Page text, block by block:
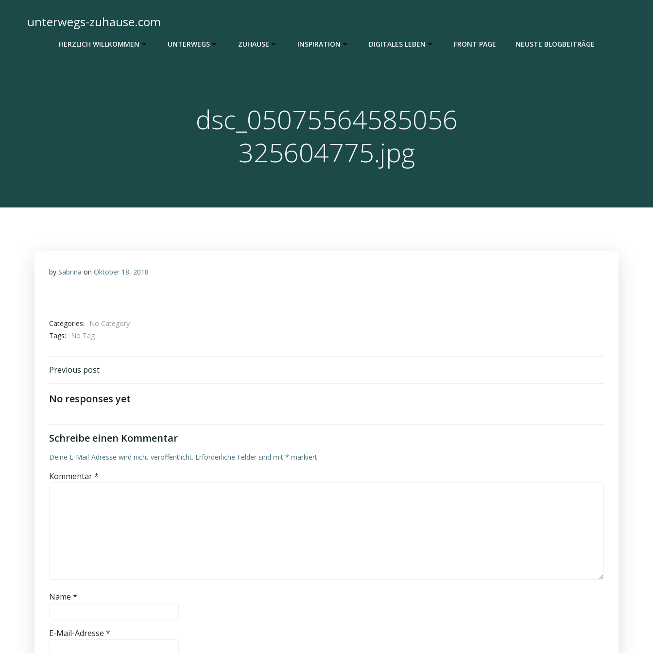
springenunterwegs-zuhause.com
HERZLICH WILLKOMMEN UNTERWEGS ZUHAUSE INSPIRATION DIGITALES LEBEN FRONT PAGE NEUSTE BLOGBEITRÄGE
dsc_05075564585056
325604775.jpg
by Sabrina on Oktober 18, 2018
Categories:
No Category
Tags:
No Tag
Post
navigation
Previous post
No responses yet
Schreibe einen Kommentar
Deine E-Mail-Adresse wird nicht veröffentlicht. Erforderliche Felder sind mit * markiert
Kommentar*
Name *
E-Mail-Adresse *